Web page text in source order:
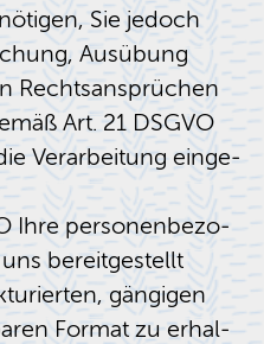
Sie je­doch
Aus­übung
Rechts­an­sprü­chen
Art. 21 DSGVO
Ver­ar­bei­tung ein­ge­
Ihre per­so­nen­be­zo­
be­reit­ge­stellt
gän­gi­gen
For­mat zu er­hal­